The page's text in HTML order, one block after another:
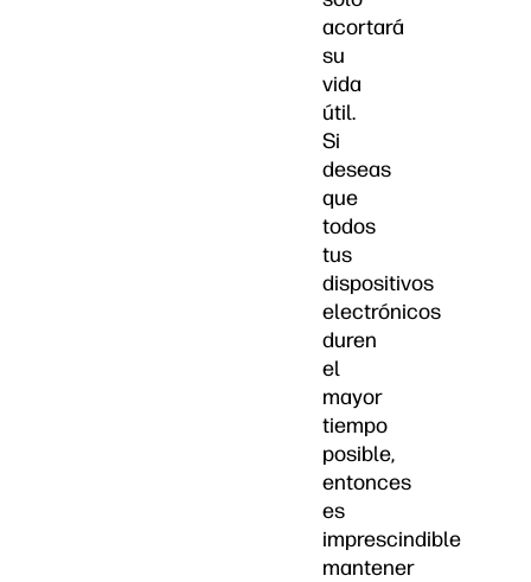
acortará
su
vida
útil.
Si
deseas
que
todos
tus
dispositivos
electrónicos
duren
el
mayor
tiempo
posible,
entonces
es
imprescindible
mantener